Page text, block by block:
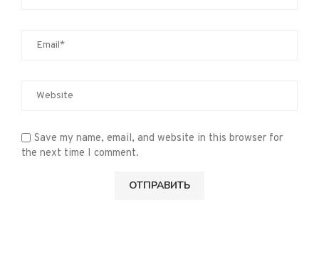
Save my name, email, and website in this browser for
the next time I comment.